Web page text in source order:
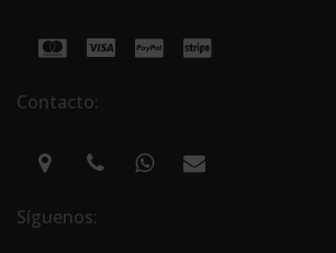
Contacto:
Síguenos: